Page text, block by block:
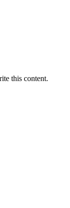
this content.